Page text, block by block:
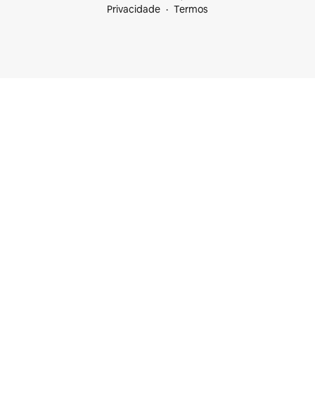
Privacidade
Termos